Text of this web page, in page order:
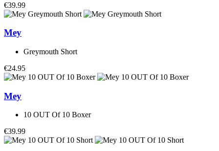
€39.99
Mey
Greymouth Short
€24.95
Mey
10 OUT Of 10 Boxer
€39.99